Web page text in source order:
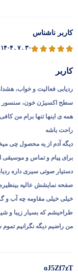
کاربر ناشناس
۱۴۰۴ . ۷ . ۳۰
کاربر
سطح اکسیژن خون، سنسور
همه ی اینها تنها برام من
راحت باشه
دیگه آدم از یه محصول چی
برای پیام و تماس و
دستیار صوتی سیری داره
صفحه نمایشش عالیه
خیلی خیلی مقاومه چه آب و
طراحیشم که بسیار زیبا و
من راضیم دیگه نگرانیم
oJ5Zf7zT